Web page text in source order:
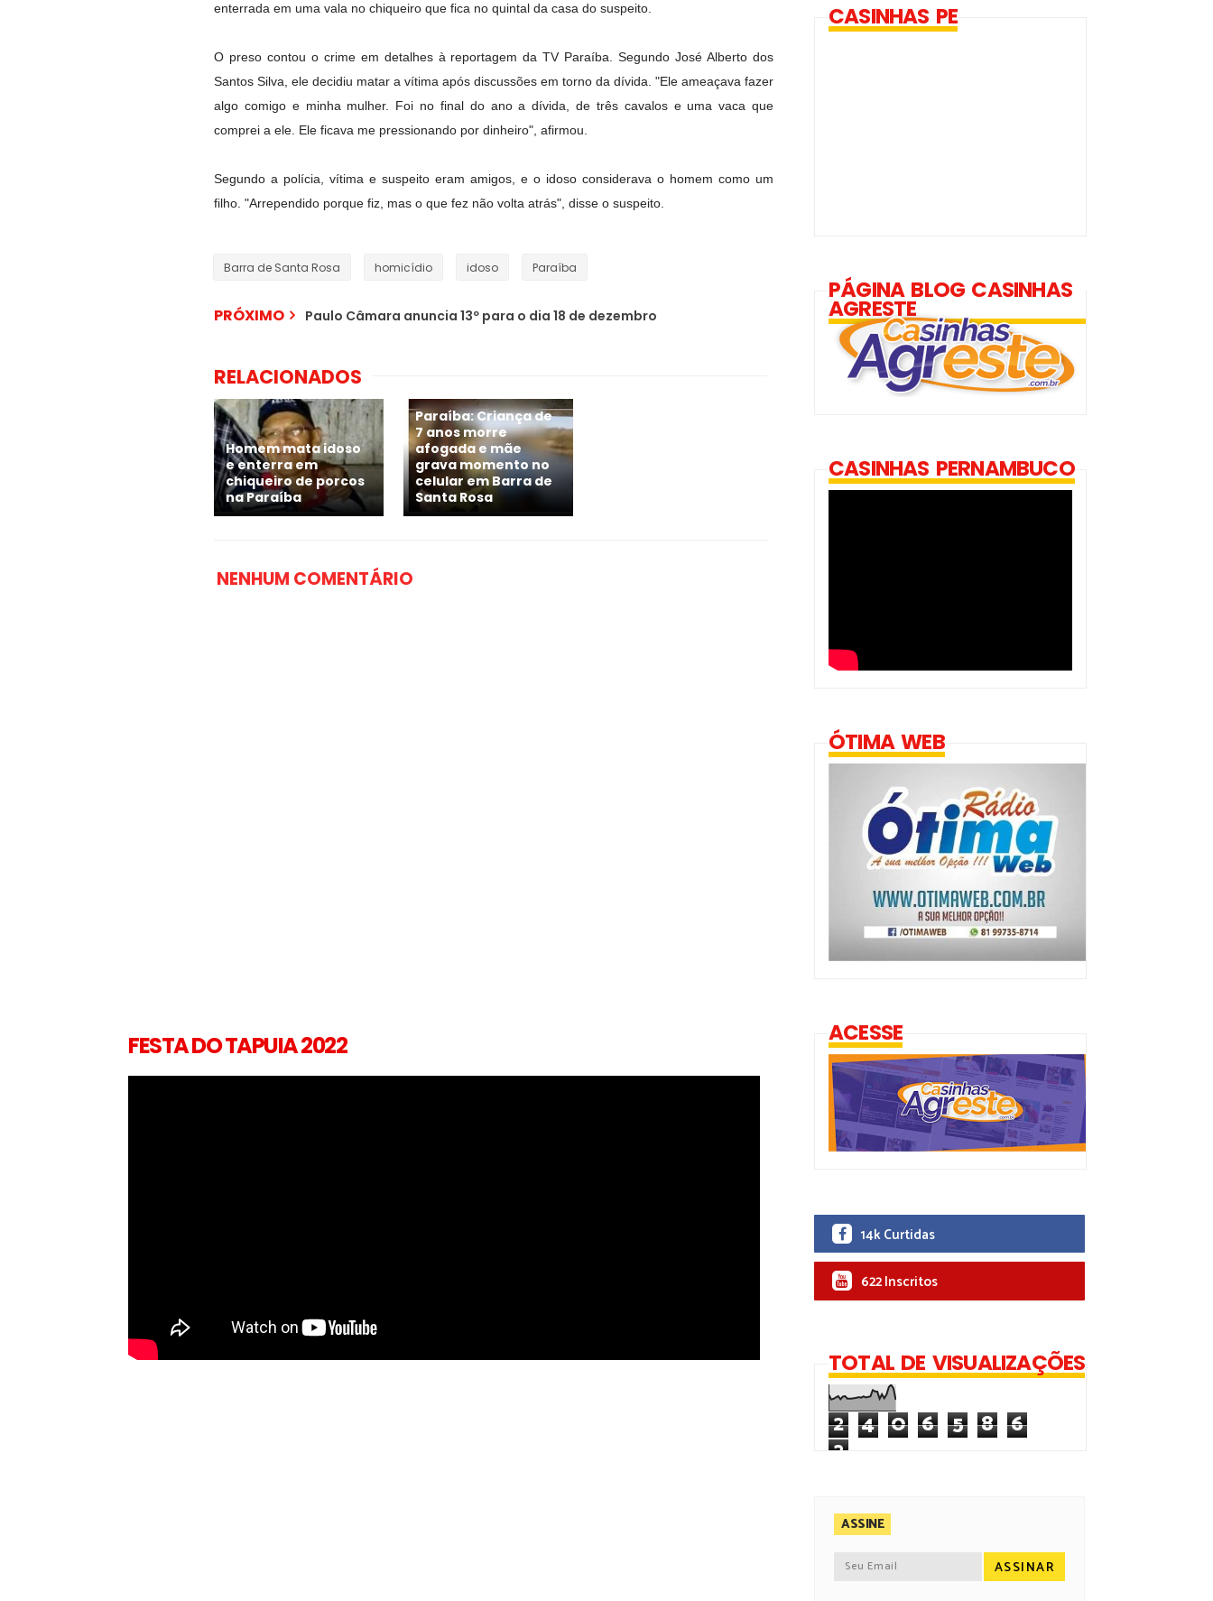
enterrada em uma vala no chiqueiro que fica no quintal da casa do suspeito.
O preso contou o crime em detalhes à reportagem da TV Paraíba. Segundo José Alberto dos
Santos Silva, ele decidiu matar a vítima após discussões em torno da dívida. "Ele ameaçava fazer
algo comigo e minha mulher. Foi no final do ano a dívida, de três cavalos e uma vaca que
comprei a ele. Ele ficava me pressionando por dinheiro", afirmou.
Segundo a polícia, vítima e suspeito eram amigos, e o idoso considerava o homem como um
filho. "Arrependido porque fiz, mas o que fez não volta atrás", disse o suspeito.
Barra de Santa Rosa homicídio idoso Paraíba
PRÓXIMO Paulo Câmara anuncia 13º para o dia 18 de dezembro
RELACIONADOS
Homem mata idoso
e enterra em
chiqueiro de porcos
na Paraíba
Paraíba: Criança de
7 anos morre
afogada e mãe
grava momento no
celular em Barra de
Santa Rosa
NENHUM COMENTÁRIO
FESTA DO TAPUIA 2022
CASINHAS PE
PÁGINA BLOG CASINHAS
AGRESTE
CASINHAS PERNAMBUCO
ÓTIMA WEB
ACESSE
14k Curtidas
622 Inscritos
TOTAL DE VISUALIZAÇÕES
2 4 0 6 5 8 6
2
ASSINE